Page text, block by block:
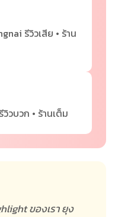
รีวิวเสีย • ร้าน
วบวก • ร้านเต็ม
ของเรา ยุง